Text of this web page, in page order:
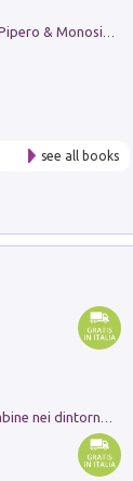
see all books